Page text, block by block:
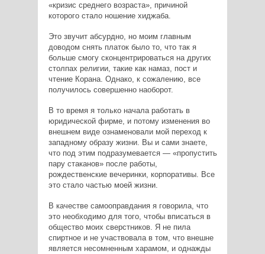
«кризис среднего возраста», причиной
которого стало ношение хиджаба.
Это звучит абсурдно, но моим главным
доводом снять платок было то, что так я
больше смогу сконцентрироваться на других
столпах религии, такие как намаз, пост и
чтение Корана. Однако, к сожалению, все
получилось совершенно наоборот.
В то время я только начала работать в
юридической фирме, и потому изменения во
внешнем виде ознаменовали мой переход к
западному образу жизни. Вы и сами знаете,
что под этим подразумевается — «пропустить
пару стаканов» после работы,
рождественские вечеринки, корпоративы. Все
это стало частью моей жизни.
В качестве самооправдания я говорила, что
это необходимо для того, чтобы вписаться в
общество моих сверстников. Я не пила
спиртное и не участвовала в том, что внешне
является несомненным харамом, и однажды